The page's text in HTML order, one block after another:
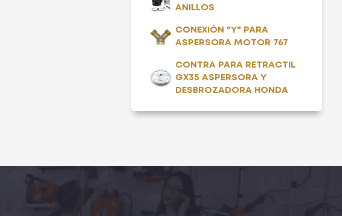
ANILLOS
CONEXIÓN "Y" PARA
ASPERSORA MOTOR 767
CONTRA PARA RETRACTIL
GX35 ASPERSORA Y
DESBROZADORA HONDA